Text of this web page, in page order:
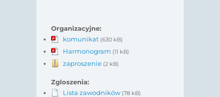
Organizacyjne:
komunikat (630 kB)
Harmonogram (11 kB)
zaproszenie (2 kB)
Zgloszenia:
Lista zawodników (78 kB)